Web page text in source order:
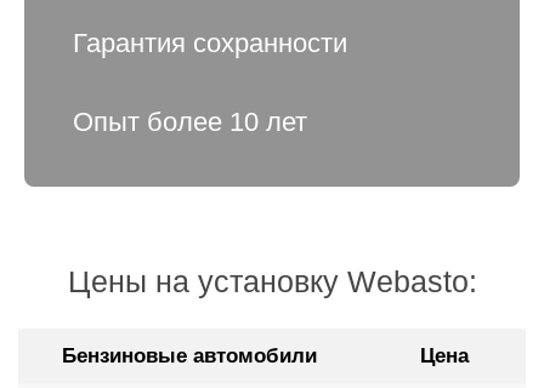
Гарантия сохранности
Опыт более 10 лет
Цены на установку Webasto:
Бензиновые автомобили Цена